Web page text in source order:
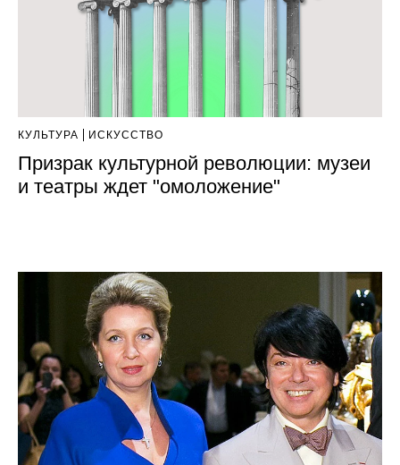
КУЛЬТУРА ИСКУССТВО
Призрак культурной революции: музеи
и театры ждет "омоложение"